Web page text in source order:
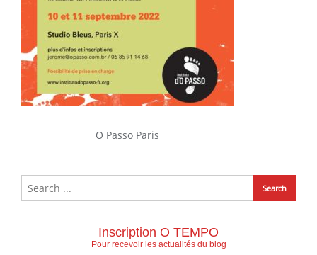
O Passo Paris
Inscription O TEMPO
Pour recevoir les actualités du blog